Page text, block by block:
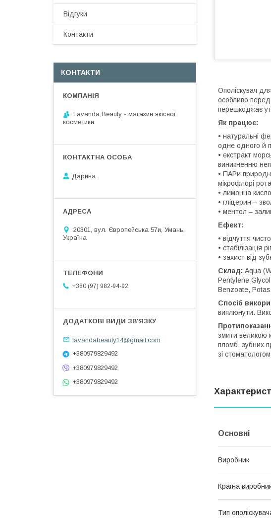
Ополіскувач
особливо перед
перешкоджає
Як працює:
• натуральні
одне одного й
• екстракт
виникненню
• ПАРи
мікрофлорі
• лимонна
• гліцерин –
• ментол –
Ефект:
• відчуття
• стабілізація
• захист від
Склад: Aqua
Pentylene
Benzoate,
Спосіб
виплюнути.
змити великою
пломб, зубних
зі
Основні
Виробник
Країна
Тип
Відгуки
Контакти
КОНТАКТИ
Lavanda Beauty - магазин якісної
косметики
Дарина
20301, вул. Європейська 57и, Умань,
Україна
+380 (97) 982-94-92
lavandabeauty14@gmail.com
+380979829492
+380979829492
+380979829492